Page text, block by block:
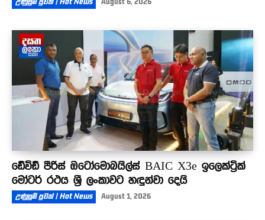
උණුසුම් පුවත් | Hot News August 6, 2026
ඩේවිඩ් පීරිස් ඔටෝමොබයිල්ස් BAIC X3e ඉලෙක්ට්‍රික්
මෝටර් රථය ශ්‍රී ලංකාවට හඳුන්වා දෙයි
උණුසුම් පුවත් | Hot News August 1, 2026